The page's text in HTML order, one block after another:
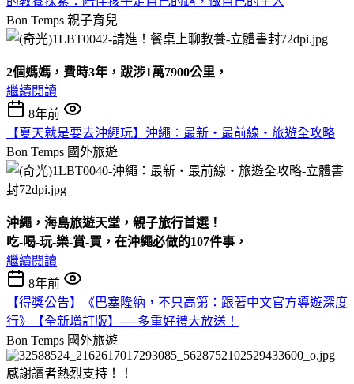
Bon Temps 親子育兒
2個媽媽，費時3年， 跋涉1萬7900公里 ，
繼續閱讀
8年前
【夏天就是要去沖繩玩】沖繩：最新‧最前線‧旅遊全攻略
Bon Temps 國外旅遊
沖繩，海島旅遊天堂，親子旅行首選！
吃-喝-玩-樂-賞-買，在沖繩必做的107件事，
繼續閱讀
8年前
【得獎公告】《巴塞隆納，不只高第：跟著中文官方導遊深度
行》【全新增訂版】──多重好禮大放送！
Bon Temps 國外旅遊
感謝讀者熱烈支持！！